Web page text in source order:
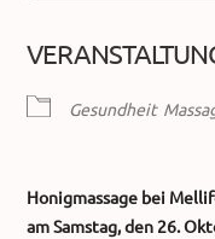
Gesundheit
Honigmassage bei
am Samstag, den 26.